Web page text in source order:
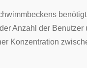
Anzahl der
Konzentration